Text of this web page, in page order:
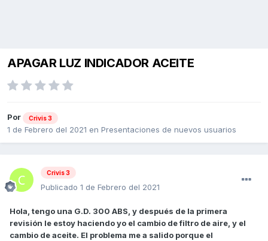
APAGAR LUZ INDICADOR ACEITE
Por Crivis 3
1 de Febrero del 2021 en Presentaciones de nuevos usuarios
Crivis 3
Publicado 1 de Febrero del 2021
Hola, tengo una G.D. 300 ABS, y después de la primera
revisión le estoy haciendo yo el cambio de filtro de aire, y el
cambio de aceite. El problema me a salido porque el